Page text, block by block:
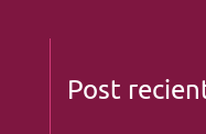
Post